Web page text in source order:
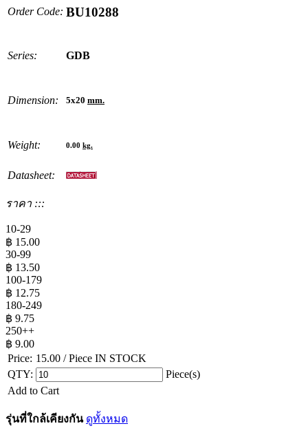
Order Code: BU10288
Series: GDB
Dimension: 5x20 mm.
Weight: 0.00 kg.
Datasheet:
ราคา :::
10-29
฿ 15.00
30-99
฿ 13.50
100-179
฿ 12.75
180-249
฿ 9.75
250++
฿ 9.00
Price: 15.00 / Piece IN STOCK
QTY:
Piece(s)
Add to Cart
รุ่นที่ใกล้เคียงกัน ดูทั้งหมด